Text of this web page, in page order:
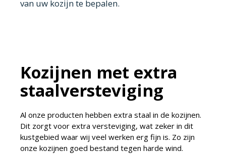
van uw kozijn te bepalen.
Kozijnen met extra
staalversteviging
Al onze producten hebben extra staal in de kozijnen.
Dit zorgt voor extra versteviging, wat zeker in dit
kustgebied waar wij veel werken erg fijn is. Zo zijn
onze kozijnen goed bestand tegen harde wind.